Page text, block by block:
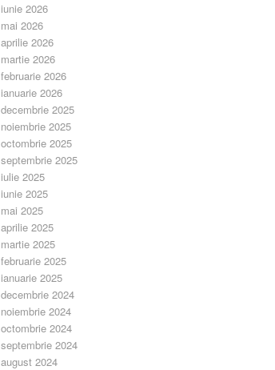
iunie 2026
mai 2026
aprilie 2026
martie 2026
februarie 2026
ianuarie 2026
decembrie 2025
noiembrie 2025
octombrie 2025
septembrie 2025
iulie 2025
iunie 2025
mai 2025
aprilie 2025
martie 2025
februarie 2025
ianuarie 2025
decembrie 2024
noiembrie 2024
octombrie 2024
septembrie 2024
august 2024